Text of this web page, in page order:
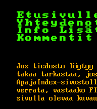
Info
Kommentit
Jos tiedosto
takaa tarkastaa,
ApajaIndex-
verrata, vastaako
sivulla olevaa